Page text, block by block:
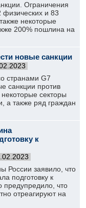
Ограничения
и 83
некоторые
200% пошлина на
новые санкции
странами G7
санкции против
секторы
а также ряд граждан
к
России заявило, что
подготовку к
предупредило, что
отреагируют на